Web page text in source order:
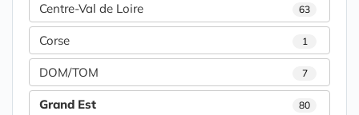
Centre-Val de Loire 63
Corse 1
DOM/TOM 7
Grand Est 80